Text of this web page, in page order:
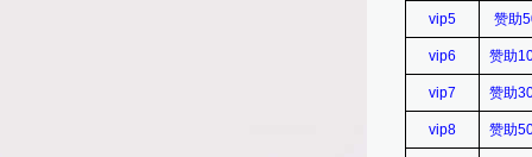
vip5 赞助
vip6 赞助
vip7 赞助
vip8 赞助